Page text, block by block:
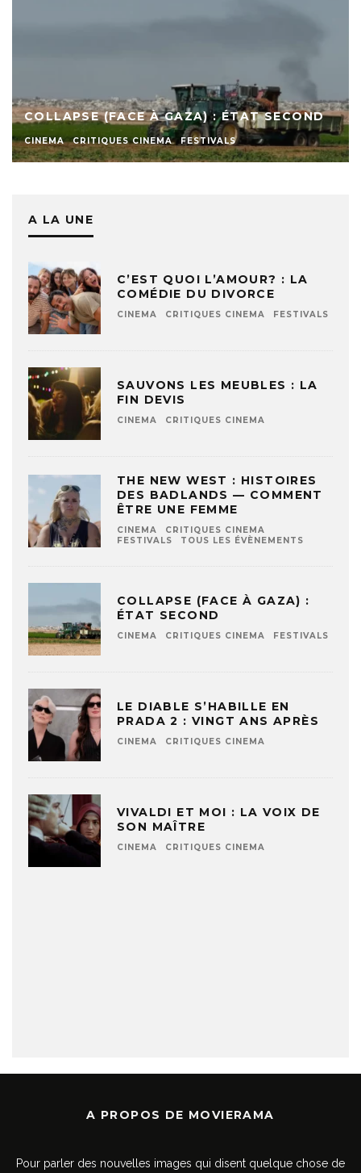
COLLAPSE (FACE À GAZA) : ÉTAT SECOND
CINEMA CRITIQUES CINEMA FESTIVALS
A LA UNE
C’EST QUOI L’AMOUR? : LA
COMÉDIE DU DIVORCE
CINEMA CRITIQUES CINEMA FESTIVALS
SAUVONS LES MEUBLES : LA
FIN DEVIS
CINEMA CRITIQUES CINEMA
THE NEW WEST : HISTOIRES
DES BADLANDS — COMMENT
ÊTRE UNE FEMME
CINEMA
CRITIQUES CINEMA
FESTIVALS
TOUS LES ÉVÈNEMENTS
COLLAPSE (FACE À GAZA) :
ÉTAT SECOND
CINEMA CRITIQUES CINEMA FESTIVALS
LE DIABLE S’HABILLE EN
PRADA 2 : VINGT ANS APRÈS
CINEMA CRITIQUES CINEMA
VIVALDI ET MOI : LA VOIX DE
SON MAÎTRE
CINEMA CRITIQUES CINEMA
A PROPOS DE MOVIERAMA
Pour parler des nouvelles images qui disent quelque chose de